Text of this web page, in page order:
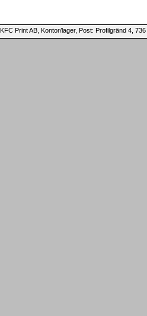
KFC Print AB, Kontor/lager, Post: Profilgränd 4,